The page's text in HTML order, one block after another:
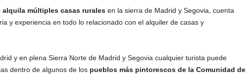
alquila múltiples casas ruralesen la sierra de Madrid y Segovia, cuenta
y experiencia en todo lo relacionado con el alquiler de casas y
y en plena Sierra Norte de Madrid y Segovia cualquier turista puede
dentro de algunos de lospueblos más pintorescos de la Comunidad de